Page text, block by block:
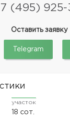
(495) 925-
Оставить заявку
Telegram
участок
18 сот.